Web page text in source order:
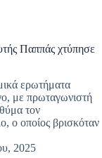
Παππάς χτύπησε
ερωτήματα
με πρωταγωνιστή
τον
ο οποίος βρισκόταν
2025